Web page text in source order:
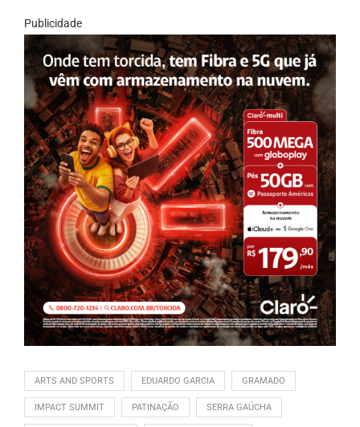
Publicidade
ARTS AND SPORTS EDUARDO GARCIA GRAMADO
IMPACT SUMMIT PATINAÇÃO SERRA GAÚCHA